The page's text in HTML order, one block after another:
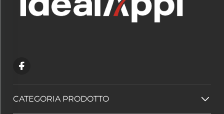
CATEGORIA PRODOTTO